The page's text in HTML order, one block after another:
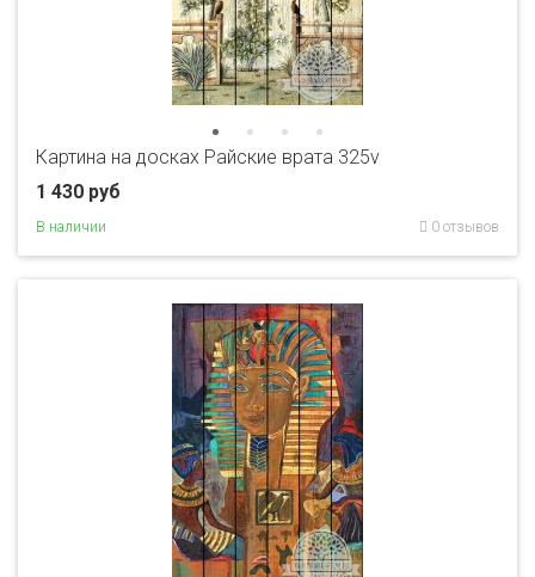
Картина на досках Райские врата 325v
1 430 руб
В наличии 0 отзывов